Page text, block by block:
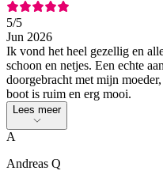
5/5
Jun 2026
Ik vond het heel gezellig en
schoon en netjes. Een echte
doorgebracht met mijn
boot is ruim en erg mooi.
Lees meer
A
Andreas Q